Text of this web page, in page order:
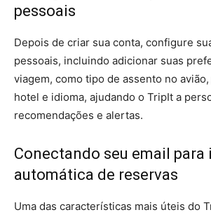
pessoais
Depois de criar sua conta, configure
pessoais, incluindo adicionar suas
viagem, como tipo de assento no
hotel e idioma, ajudando o TripIt a
recomendações e alertas.
Conectando seu email
automática de reservas
Uma das características mais úteis do